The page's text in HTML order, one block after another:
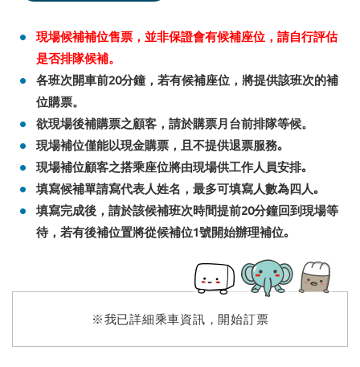
現場候補補位售票，並非保證會有候補座位，請自行評估
是否排隊候補。
各班次開車前20分鐘，若有候補座位，將提供該班次的補
位購票。
欲現場後補購票之顧客，請於購票月台前排隊等候。
現場補位僅能以現金購票，且不提供退票服務｡
現場補位顧客之搭乘座位將由現場供工作人員安排｡
填寫候補單請寫代表人姓名，最多可填寫人數為四人｡
填寫完成後，請於該候補班次時間提前20分鐘回到現場等
待，若有後補位置將從候補位1號開始辦理補位｡
※我已詳細乘車資訊，開始訂票